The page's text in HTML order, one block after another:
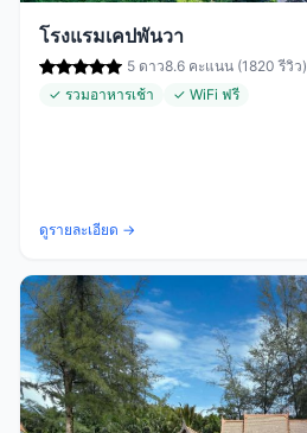
โรงแรมเคปพันวา
5 ดาว8.6 คะแนน (1820 รีวิว)
✓ รวมอาหารเช้า
✓ WiFi ฟรี
ดูรายละเอียด →